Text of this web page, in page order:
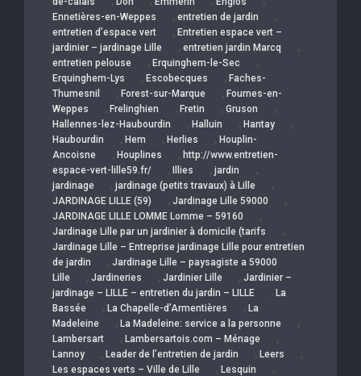
Ennetières-en-Weppes , entretien de jardin ,
entretien d’espace vert , Entretien espace vert –
jardinier – jardinage Lille
, entretien jardin Marcq ,
entretien pelouse , Erquinghem-le-Sec ,
Erquinghem-Lys , Escobecques , Faches-
Thumesnil
, Forest-sur-Marque , Fournes-en-
Weppes
, Frelinghien , Fretin , Gruson ,
Hallennes-lez-Haubourdin , Halluin , Hantay ,
Haubourdin , Hem , Herlies , Houplin-
Ancoisne
, Houplines , http://www.entretien-
espace-vert-lille59.fr/
, Illies , jardin ,
jardinage , jardinage (petits travaux) à Lille ,
JARDINAGE LILLE (59) , Jardinage Lille 59000 ,
JARDINAGE LILLE LOMME Lomme – 59160 ,
Jardinage Lille par un jardinier à domicile (tarifs ,
Jardinage Lille – Entreprise jardinage Lille pour entretien
de jardin
, Jardinage Lille – paysagiste a 59000
Lille
, Jardineries , Jardinier Lille , Jardinier –
jardinage – LILLE – entretien du jardin – LILLE
, La
Bassée
, La Chapelle-d’Armentières , La
Madeleine
, La Madeleine: service a la personne ,
Lambersart , Lambersartois.com – Ménage ,
Lannoy , Leader de l’entretien de jardin , Leers ,
Les espaces verts – Ville de Lille , Lesquin ,